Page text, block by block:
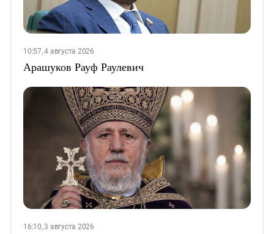
10:57, 4 августа 2026
Арашуков Рауф Раулевич
16:10, 3 августа 2026